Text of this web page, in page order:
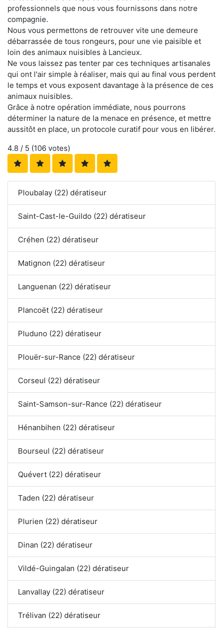
professionnels que nous vous fournissons dans notre
compagnie.
Nous vous permettons de retrouver vite une demeure
débarrassée de tous rongeurs, pour une vie paisible et
loin des animaux nuisibles à Lancieux.
Ne vous laissez pas tenter par ces techniques artisanales
qui ont l'air simple à réaliser, mais qui au final vous perdent
le temps et vous exposent davantage à la présence de ces
animaux nuisibles.
Grâce à notre opération immédiate, nous pourrons
déterminer la nature de la menace en présence, et mettre
aussitôt en place, un protocole curatif pour vous en libérer.
4.8 / 5 (106 votes)
Ploubalay (22) dératiseur
Saint-Cast-le-Guildo (22) dératiseur
Créhen (22) dératiseur
Matignon (22) dératiseur
Languenan (22) dératiseur
Plancoët (22) dératiseur
Pluduno (22) dératiseur
Plouër-sur-Rance (22) dératiseur
Corseul (22) dératiseur
Saint-Samson-sur-Rance (22) dératiseur
Hénanbihen (22) dératiseur
Bourseul (22) dératiseur
Quévert (22) dératiseur
Taden (22) dératiseur
Plurien (22) dératiseur
Dinan (22) dératiseur
Vildé-Guingalan (22) dératiseur
Lanvallay (22) dératiseur
Trélivan (22) dératiseur